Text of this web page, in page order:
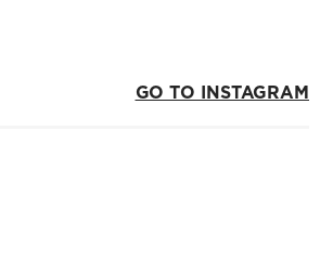
GO TO INSTAGRAM